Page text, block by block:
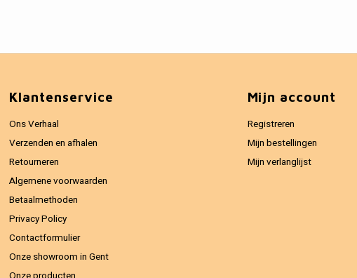
Klantenservice
Ons Verhaal
Verzenden en afhalen
Retourneren
Algemene voorwaarden
Betaalmethoden
Privacy Policy
Contactformulier
Onze showroom in Gent
Mijn account
Registreren
Mijn bestellingen
Mijn verlanglijst